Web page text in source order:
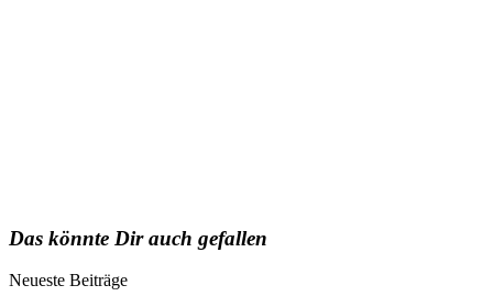
Das könnte Dir auch gefallen
Neueste Beiträge